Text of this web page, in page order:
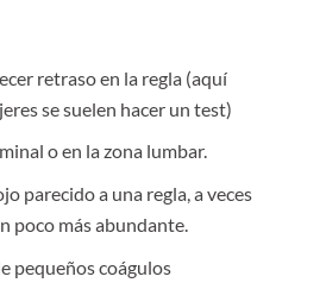
retraso en la regla (aquí
se suelen hacer un test)
o en la zona lumbar.
parecido a una regla, a veces
poco más abundante.
pequeños coágulos